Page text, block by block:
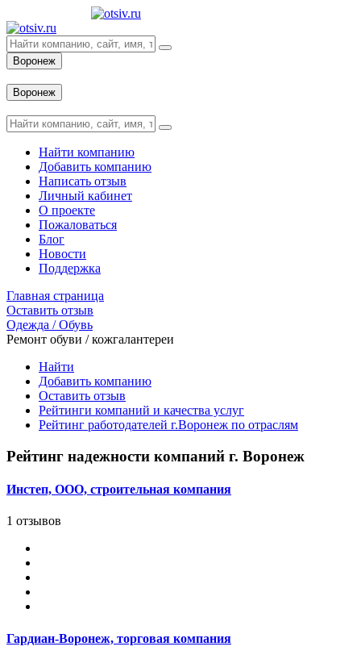
Воронеж
Воронеж
Найти компанию
Добавить компанию
Написать отзыв
Личный кабинет
О проекте
Пожаловаться
Блог
Новости
Поддержка
Главная страница
Оставить отзыв
Одежда / Обувь
Ремонт обуви / кожгалантереи
Найти
Добавить компанию
Оставить отзыв
Рейтинги компаний и качества услуг
Рейтинг работодателей г.Воронеж по отраслям
Рейтинг надежности компаний г. Воронеж
Инстеп, ООО, строительная компания
1 отзывов
Гардиан-Воронеж, торговая компания